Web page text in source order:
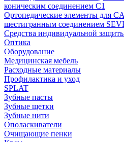
коническим соединением С1
Ортопедические элементы для
шестигранным соединением
Средства индивидуальной
Оптика
Оборудование
Медицинская мебель
Расходные материалы
Профилактика и уход
SPLAT
Зубные пасты
Зубные щетки
Зубные нити
Ополаскиватели
Очищающие пенки